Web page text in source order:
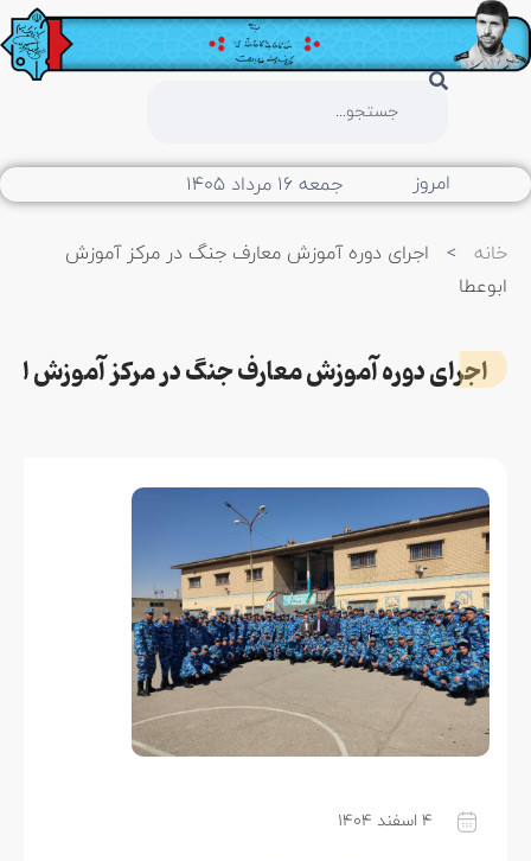
امروز جمعه ۱۶ مرداد ۱۴۰۵
خانه >
اجرای دوره آموزش معارف جنگ در مرکز آموزش
ابوعطا
۴ اسفند ۱۴۰۴